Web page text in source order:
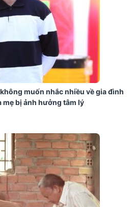
muốn nhắc nhiều về gia đình
mẹ bị ảnh hưởng tâm lý